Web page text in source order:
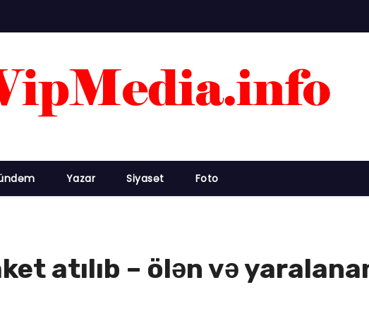
Yazar Siyasət Foto
atılıb – ölən və